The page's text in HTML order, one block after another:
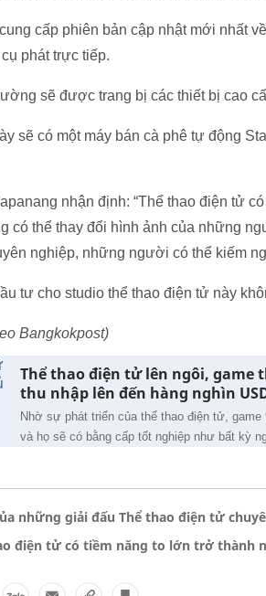
cấp phiên bản cập nhật mới nhất
phát trực tiếp.
sẽ được trang bị các thiết bị cao
sẽ có một máy bán cà phê tự động
nhận định: “Thể thao điện tử
có thể thay đổi hình ảnh của những
nghiệp, những người có thể kiếm
tư cho studio thể thao điện tử này
Bangkokpost)
Thể thao điện tử lên ngôi, game
thu nhập lên đến hàng nghìn
Nhờ sự phát triển của thể thao điện tử,
và họ sẽ có bằng cấp tốt nghiệp như bất kỳ
những giải đấu Thể thao điện tử
điện tử có tiềm năng to lớn trở thành